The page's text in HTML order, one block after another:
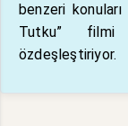
benzeri
Tutku” filmi
özdeşleştiriyor.